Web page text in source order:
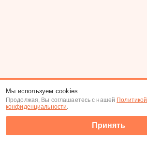
Мы используем cookies
Продолжая, Вы соглашаетесь с нашей Политикой
конфиденциальности.
Принять